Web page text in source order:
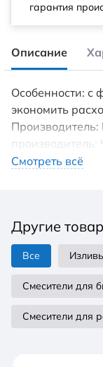
гарантия
Описание
Особенности: с
экономить
столешницу
нет Поворотный
матовое
Форма излива:
бытовая
Смотреть всё
Другие
Все
Смесители для
Смесители для